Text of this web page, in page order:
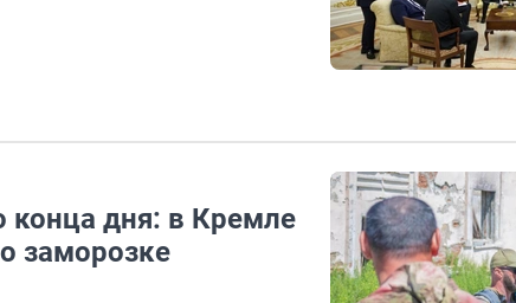
конца дня: в Кремле
заморозке